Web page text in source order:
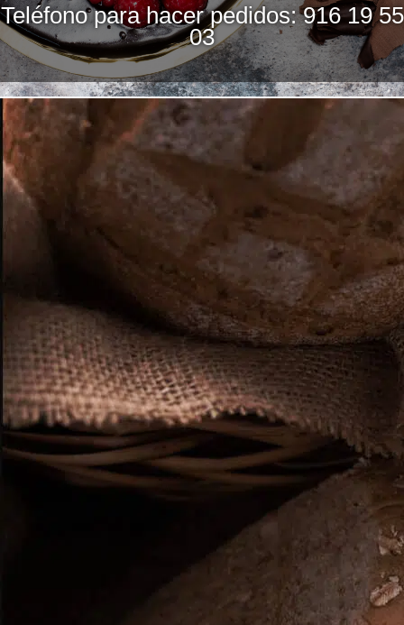
Teléfono para hacer pedidos: 916 19 55
03